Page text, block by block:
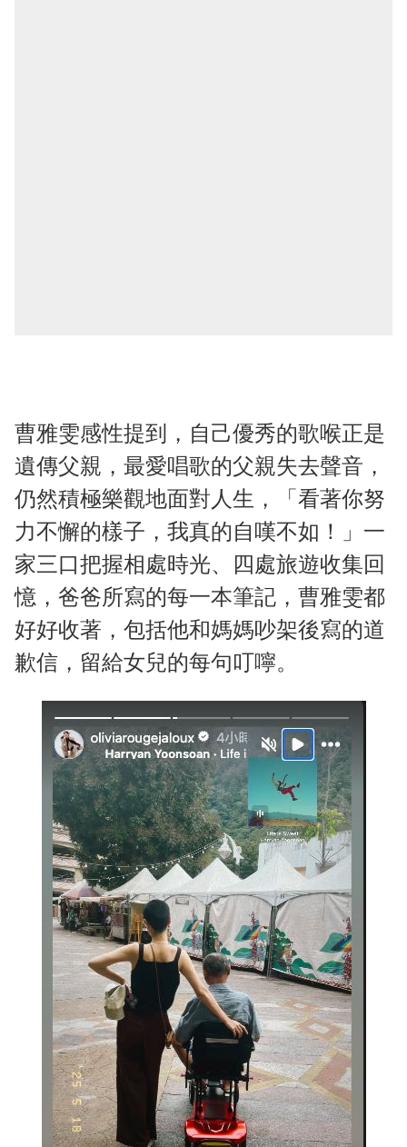
曹雅雯感性提到，自己優秀的歌喉正是
遺傳父親，最愛唱歌的父親失去聲音，
仍然積極樂觀地面對人生，「看著你努
力不懈的樣子，我真的自嘆不如！」一
家三口把握相處時光、四處旅遊收集回
憶，爸爸所寫的每一本筆記，曹雅雯都
好好收著，包括他和媽媽吵架後寫的道
歉信，留給女兒的每句叮嚀。